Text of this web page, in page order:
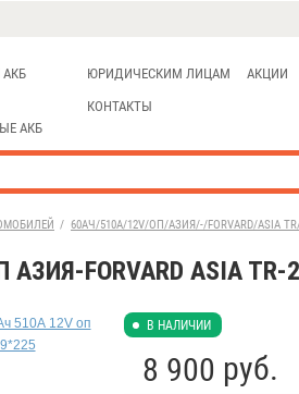
АКБ
ЮРИДИЧЕСКИМ ЛИЦАМ
КОНТАКТЫ
АКЦИИ
/ 60АЧ/510А/12V/ОП/АЗИЯ/-/FORVARD/ASIA
FORVARD ASIA TR-
В НАЛИЧИИ
8 900 руб.